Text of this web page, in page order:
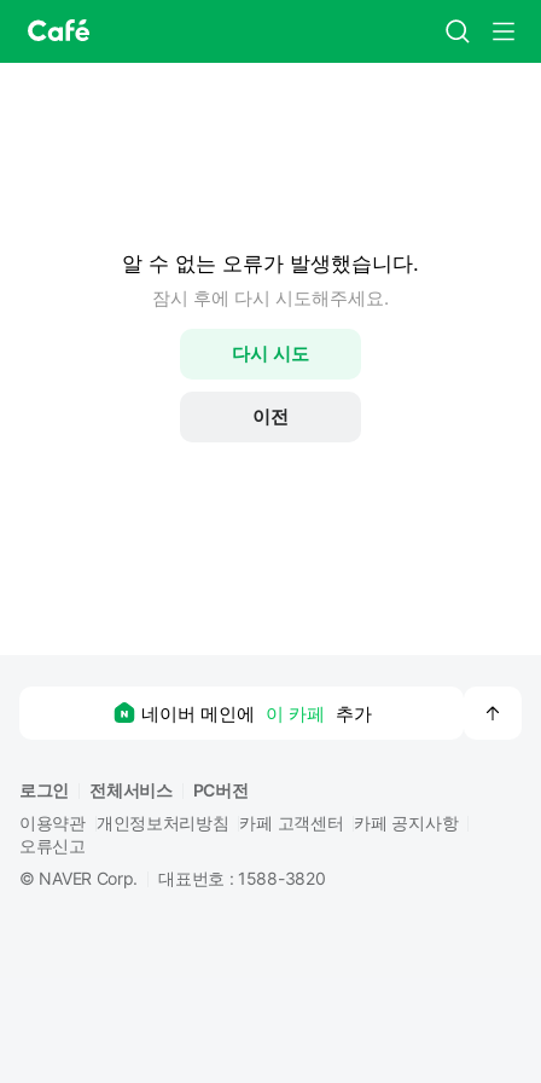
카
페
홈
검
색
메
뉴
알 수 없는 오류가 발생했습니다.
잠시 후에 다시 시도해주세요.
다시 시도
이전
네이버 메인에 이 카페 추가
로그인
전체서비스
PC버전
이용약관 개인정보처리방침 카페 고객센터
카페 공지사항
오류신고
© NAVER Corp. 대표번호 : 1588-3820